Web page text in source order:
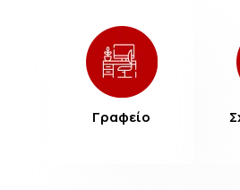
Γραφείο